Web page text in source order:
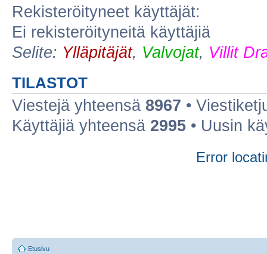
Rekisteröityneet käyttäjät:
Ei rekisteröityneitä käyttäjiä
Selite: Ylläpitäjät, Valvojat, Villit
TILASTOT
Viestejä yhteensä 8967 •
Käyttäjiä yhteensä 2995 • Uusin
Error
Etusivu